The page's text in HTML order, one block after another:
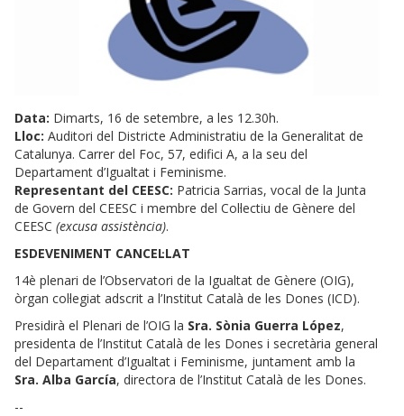
Data: Dimarts, 16 de setembre, a les 12.30h.
Lloc:Auditori del Districte Administratiu de la Generalitat de
Catalunya. Carrer del Foc, 57, edifici A, a la seu del
Departament d’Igualtat i Feminisme.
Representant del CEESC: Patricia Sarrias, vocal de la Junta
de Govern del CEESC i membre del Col·lectiu de Gènere del
CEESC (excusa assistència).
ESDEVENIMENT CANCEL·LAT
14è plenari de l’Observatori de la Igualtat de Gènere (OIG),
òrgan col·legiat adscrit a l’Institut Català de les Dones (ICD).
Presidirà el Plenari de l’OIG la Sra. Sònia Guerra López,
presidenta de l’Institut Català de les Dones i secretària general
del Departament d’Igualtat i Feminisme, juntament amb la
Sra. Alba García, directora de l’Institut Català de les Dones.
--